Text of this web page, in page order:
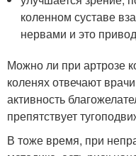
коленном суставе
нервами и это
Можно ли при артрозе
коленях отвечают
активность
препятствует
В тоже время, при